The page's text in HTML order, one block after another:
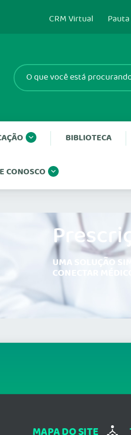
CRM Virtual
BIBLIOTECA
CONOSCO
UMA SOLUÇÃO
CONECTAR